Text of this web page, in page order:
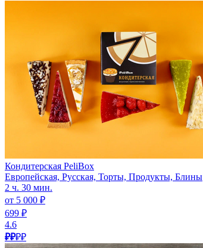
Кондитерская PeliBox
Европейская, Русская, Торты, Продукты, Блины
2 ч. 30 мин.
от 5 000 ₽
699 ₽
4.6
₽₽₽₽